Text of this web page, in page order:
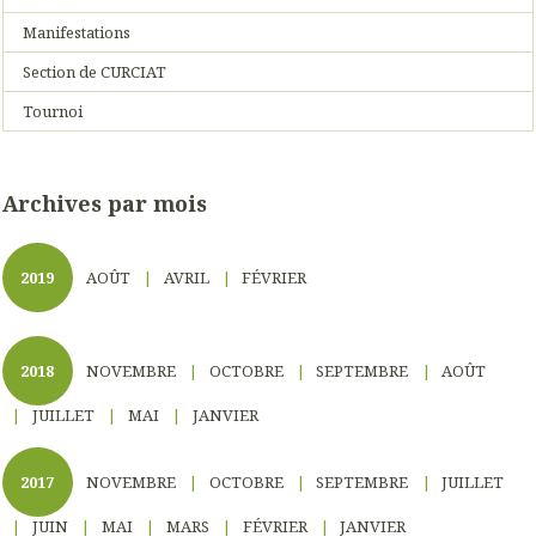
Manifestations
Section de CURCIAT
Tournoi
Archives par mois
2019 AOÛT AVRIL FÉVRIER
2018 NOVEMBRE OCTOBRE SEPTEMBRE AOÛT
JUILLET MAI JANVIER
2017 NOVEMBRE OCTOBRE SEPTEMBRE JUILLET
JUIN MAI MARS FÉVRIER JANVIER